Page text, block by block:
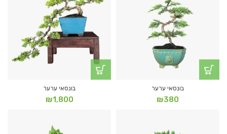
בונסאי ערער
₪380
בונסאי ערער
₪1,800